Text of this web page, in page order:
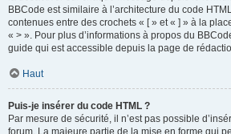
BBCode est similaire à l’architecture du code
contenues entre des crochets « [ » et « ] » à la
« > ». Pour plus d’informations à propos du
guide qui est accessible depuis la page de
Haut
Puis-je insérer du code HTML ?
Par mesure de sécurité, il n’est pas possible
forum. La majeure partie de la mise en forme qui